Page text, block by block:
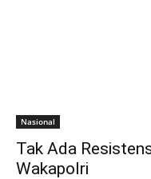
Nasional
Tak Ada
Wakapolri